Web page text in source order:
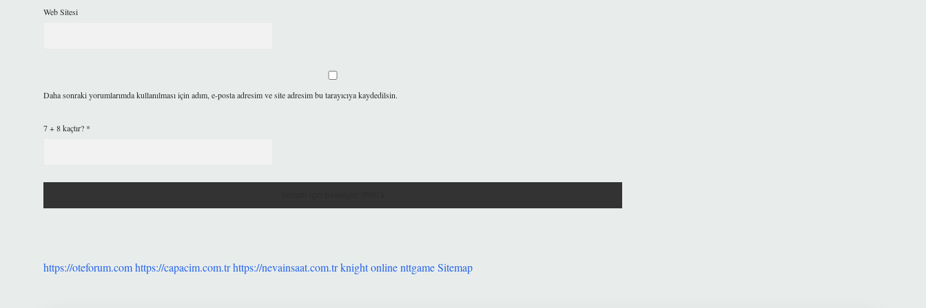
Web Sitesi
Daha sonraki yorumlarımda kullanılması için adım, e-posta adresim ve site adresim bu tarayıcıya kaydedilsin.
7 + 8 kaçtır? *
https://oteforum.comhttps://capacim.com.trhttps://nevainsaat.com.trknight onlinenttgameSitemap